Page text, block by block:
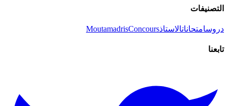
التصنيفات
دروسامتحاناتالاستاذ MoutamadrisConcours
تابعنا